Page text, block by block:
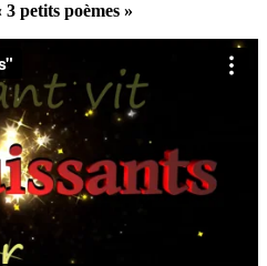
petits poèmes »